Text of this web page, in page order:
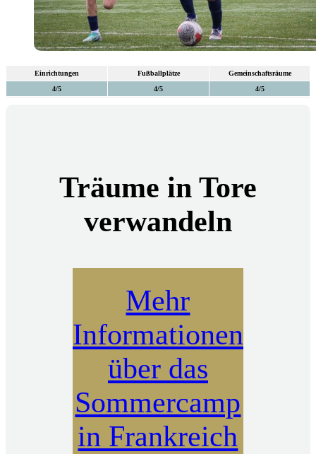
Einrichtungen Fußballplätze
Gemeinschaftsräume
4/5
4/5 4/5
Träume in Tore
verwandeln
Mehr
Informationen
über das
Sommercamp
in Frankreich